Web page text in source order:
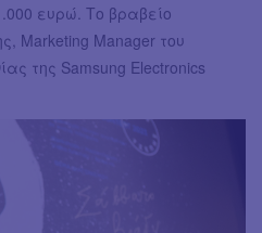
ευρώ. Το βραβείο
Marketing Manager του
της Samsung Electronics